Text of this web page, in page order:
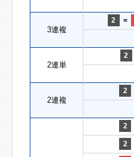
3連複
2 =
2連単
2
2連複
2
2
2